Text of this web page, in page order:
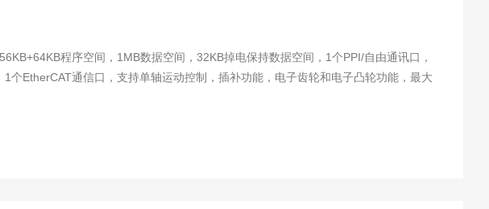
个EtherCAT通信口，支持单轴运动控制，插补功能，电子齿轮和电子凸轮功能，最大